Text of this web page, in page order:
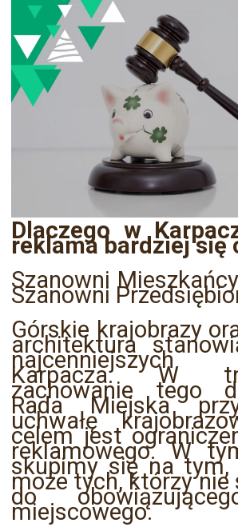
Dlaczego w
reklama bardziej się
Szanowni
Szanowni
Górskie krajobrazy
architektura
Karpacza. W
zachowanie tego
Rada Miejska
uchwałę
celem jest
reklamowego. W
skupimy się na tym,
może tych, którzy nie
do
miejscowego.